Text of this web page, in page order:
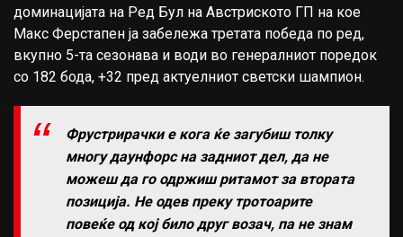
доминацијата на Ред Бул на Австриското ГП на кое
Мaкс Ферстапен ја забележа третата победа по ред,
вкупно 5-та сезонава и води во генералниот поредок
со 182 бода, +32 пред актуелниот светски шампион.
Фрустрирачки е кога ќе загубиш толку
многу даунфорс на задниот дел, да не
можеш да го одржиш ритамот за втората
позиција. Не одев преку тротоарите
повеќе од кој било друг возач, па не знам